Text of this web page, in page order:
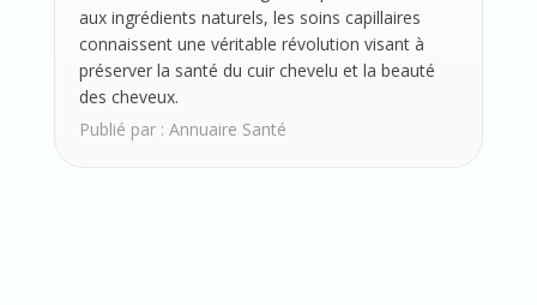
aux ingrédients naturels, les soins capillaires
connaissent une véritable révolution visant à
préserver la santé du cuir chevelu et la beauté
des cheveux.
Publié par : Annuaire Santé